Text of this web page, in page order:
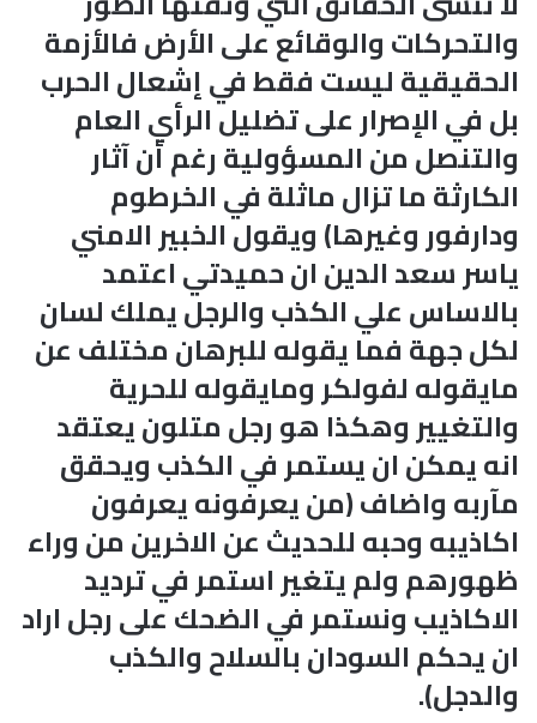
والتحركات والوقائع على الأرض فالأزمة
الحقيقية ليست فقط في إشعال الحرب
بل في الإصرار على تضليل الرأي العام
والتنصل من المسؤولية رغم أن آثار
الكارثة ما تزال ماثلة في الخرطوم
ودارفور وغيرها) ويقول الخبير الامني
ياسر سعد الدين ان حميدتي اعتمد
بالاساس علي الكذب والرجل يملك لسان
لكل جهة فما يقوله للبرهان مختلف عن
مايقوله لفولكر ومايقوله للحرية
والتغيير وهكذا هو رجل متلون يعتقد
انه يمكن ان يستمر في الكذب ويحقق
مآربه واضاف (من يعرفونه يعرفون
اكاذيبه وحبه للحديث عن الاخرين من وراء
ظهورهم ولم يتغير استمر في ترديد
الاكاذيب ونستمر في الضحك على رجل اراد
ان يحكم السودان بالسلاح والكذب
والدجل).